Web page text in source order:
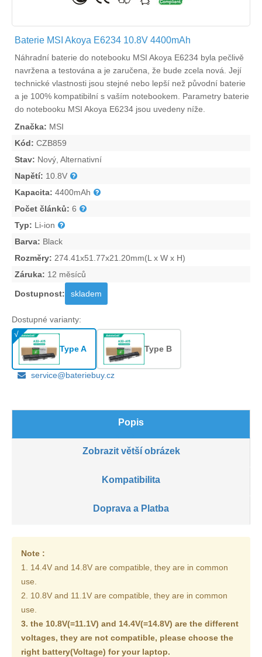
Baterie MSI Akoya E6234 10.8V 4400mAh
Náhradní baterie do notebooku MSI Akoya E6234 byla pečlivě
navržena a testována a je zaručena, že bude zcela nová. Její
technické vlastnosti jsou stejné nebo lepší než původní baterie
a je 100% kompatibilní s vaším notebookem. Parametry baterie
do notebooku MSI Akoya E6234 jsou uvedeny níže.
Značka: MSI
Kód: CZB859
Stav: Nový, Alternativní
Napětí: 10.8V
Kapacita: 4400mAh
Počet článků: 6
Typ: Li-ion
Barva: Black
Rozměry: 274.41x51.77x21.20mm(L x W x H)
Záruka: 12 měsíců
Dostupnost: skladem
Dostupné varianty:
Type A Type B
service@bateriebuy.cz
Popis
Zobrazit větší obrázek
Kompatibilita
Doprava a Platba
Note :
1. 14.4V and 14.8V are compatible, they are in common
use.
2. 10.8V and 11.1V are compatible, they are in common
use.
3. the 10.8V(=11.1V) and 14.4V(=14.8V) are the different
voltages, they are not compatible, please choose the
right battery(Voltage) for your laptop.